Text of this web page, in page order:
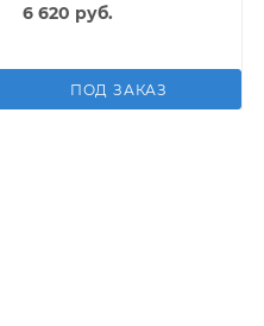
6 620 руб.
ПОД ЗАКАЗ